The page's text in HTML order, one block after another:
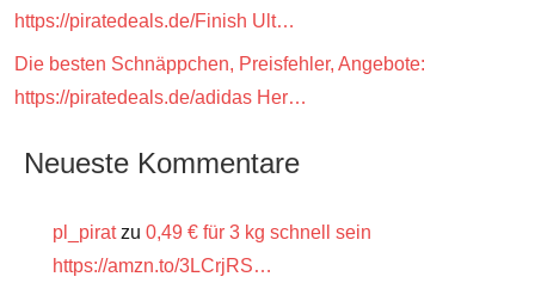
https://piratedeals.de/Finish Ult…
Die besten Schnäppchen, Preisfehler, Angebote:
https://piratedeals.de/adidas Her…
Neueste Kommentare
pl_piratzu 0,49 € für 3 kg schnell sein
https://amzn.to/3LCrjRS…